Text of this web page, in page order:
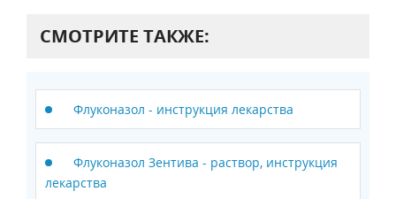
СМОТРИТЕ ТАКЖЕ:
Флуконазол - инструкция лекарства
Флуконазол Зентива - раствор, инструкция
лекарства